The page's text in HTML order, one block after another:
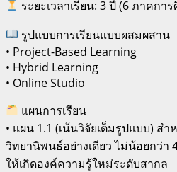
ระยะเวลาเรียน: 3 ปี (6 ภาคกา
รูปแบบการเรียนแบบผสมผสาน
• Project-Based Learning
• Hybrid Learning
• Online Studio
แผนการเรียน
• แผน 1.1 (เน้นวิจัยเต็มรูปแบบ) ส
วิทยานิพนธ์อย่างเดียว ไม่น้อยกว่า
ให้เกิดองค์ความรู้ใหม่ระดับสากล